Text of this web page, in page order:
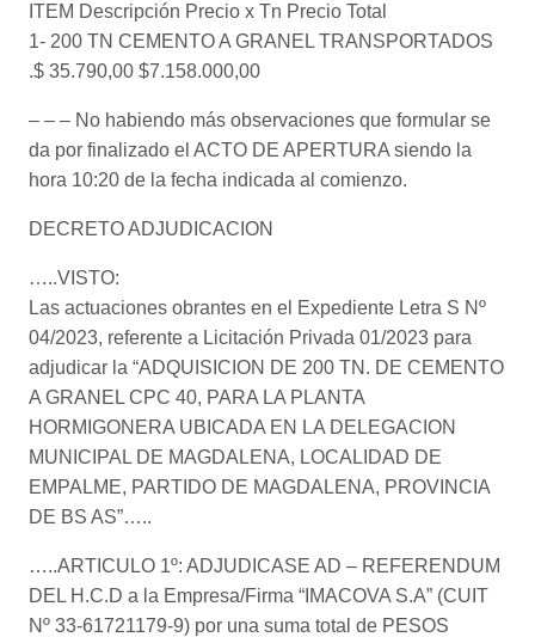
ITEM Descripción Precio x Tn Precio Total
1- 200 TN CEMENTO A GRANEL TRANSPORTADOS
.$ 35.790,00 $7.158.000,00
– – – No habiendo más observaciones que formular se
da por finalizado el ACTO DE APERTURA siendo la
hora 10:20 de la fecha indicada al comienzo.
DECRETO ADJUDICACION
…..VISTO:
Las actuaciones obrantes en el Expediente Letra S Nº
04/2023, referente a Licitación Privada 01/2023 para
adjudicar la “ADQUISICION DE 200 TN. DE CEMENTO
A GRANEL CPC 40, PARA LA PLANTA
HORMIGONERA UBICADA EN LA DELEGACION
MUNICIPAL DE MAGDALENA, LOCALIDAD DE
EMPALME, PARTIDO DE MAGDALENA, PROVINCIA
DE BS AS”…..
…..ARTICULO 1º: ADJUDICASE AD – REFERENDUM
DEL H.C.D a la Empresa/Firma “IMACOVA S.A” (CUIT
Nº 33-61721179-9) por una suma total de PESOS